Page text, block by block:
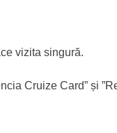
vizita singură.
Cruize Card” și